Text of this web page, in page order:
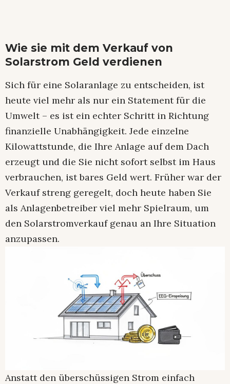
Wie sie mit dem Verkauf von
Solarstrom Geld verdienen
Sich für eine Solaranlage zu entscheiden, ist
heute viel mehr als nur ein Statement für die
Umwelt – es ist ein echter Schritt in Richtung
finanzielle Unabhängigkeit. Jede einzelne
Kilowattstunde, die Ihre Anlage auf dem Dach
erzeugt und die Sie nicht sofort selbst im Haus
verbrauchen, ist bares Geld wert. Früher war der
Verkauf streng geregelt, doch heute haben Sie
als Anlagenbetreiber viel mehr Spielraum, um
den Solarstromverkauf genau an Ihre Situation
anzupassen.
Anstatt den überschüssigen Strom einfach